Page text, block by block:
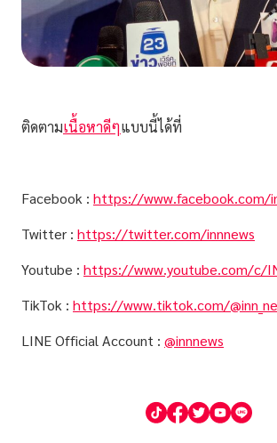
ติดตามเนื้อหาดีๆแบบนี้ได้ที่
Facebook : https://www.facebook.com/
Twitter : https://twitter.com/innnews
Youtube : https://www.youtube.com/c/
TikTok : https://www.tiktok.com/
LINE Official Account : @innnews